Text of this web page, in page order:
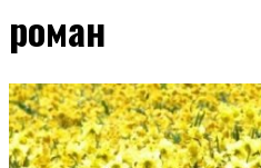
роман